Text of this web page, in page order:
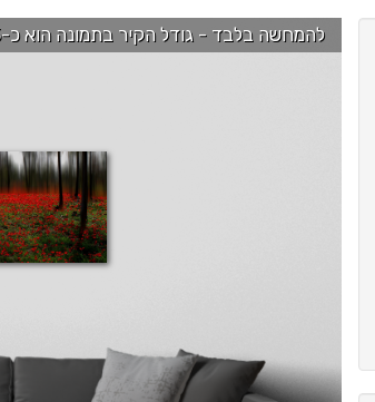
להמחשה בלבד - גודל הקיר בתמונה הוא כ-2.5 מ' ניתן לגרור ולהזיז את התמונה